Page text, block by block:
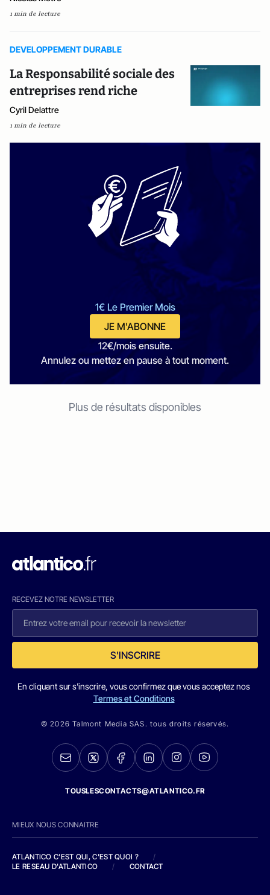
1 min de lecture
DEVELOPPEMENT DURABLE
La Responsabilité sociale des
entreprises rend riche
Cyril Delattre
1 min de lecture
1€ Le Premier Mois
JE M'ABONNE
12€/mois ensuite.
Annulez ou mettez en pause à tout moment.
Plus de résultats disponibles
RECEVEZ NOTRE NEWSLETTER
S'INSCRIRE
En cliquant sur s'inscrire, vous confirmez que vous acceptez nos
Termes et Conditions
© 2026 Talmont Media SAS. tous droits réservés.
TOUSLESCONTACTS@ATLANTICO.FR
MIEUX NOUS CONNAITRE
ATLANTICO C'EST QUI, C'EST QUOI ?
/
LE RESEAU D'ATLANTICO
/ CONTACT